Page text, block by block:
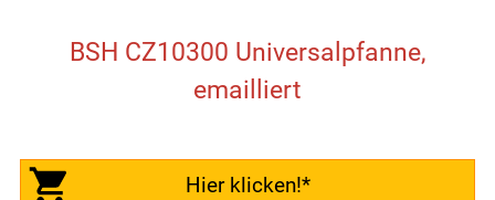
BSH CZ10300 Universalpfanne,
emailliert
Hier klicken!*